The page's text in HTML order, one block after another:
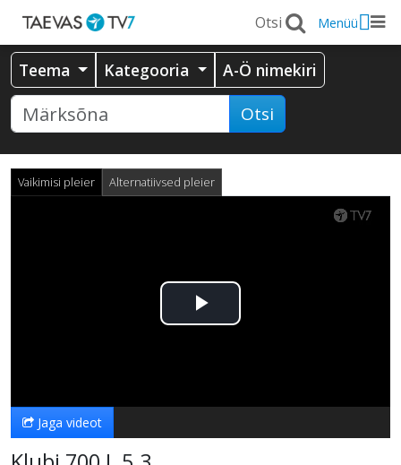
Menüü
Teema Kategooria A-Ö nimekiri
Otsi
Vaikimisi pleier Alternatiivsed pleier
Esita
Jaga videot